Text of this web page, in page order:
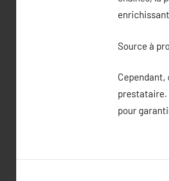
Source à
prestataire.
pour